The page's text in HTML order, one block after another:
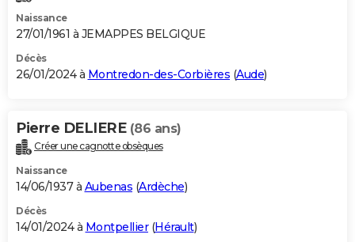
Naissance
27/01/1961 à JEMAPPES BELGIQUE
Décès
26/01/2024 à Montredon-des-Corbières (Aude)
Pierre DELIERE (86 ans)
Créer une cagnotte obsèques
Naissance
14/06/1937 à Aubenas (Ardèche)
Décès
14/01/2024 à Montpellier(Hérault)